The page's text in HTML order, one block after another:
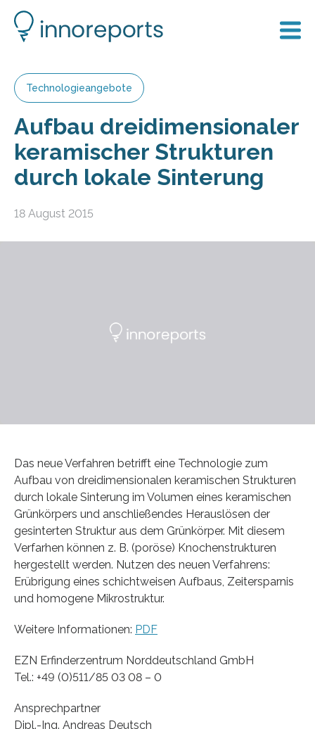
Technologieangebote
Aufbau dreidimensionaler
keramischer Strukturen
durch lokale Sinterung
18 August 2015
Das neue Verfahren betrifft eine Technologie zum
Aufbau von dreidimensionalen keramischen Strukturen
durch lokale Sinterung im Volumen eines keramischen
Grünkörpers und anschließendes Herauslösen der
gesinterten Struktur aus dem Grünkörper. Mit diesem
Verfarhen können z. B. (poröse) Knochenstrukturen
hergestellt werden. Nutzen des neuen Verfahrens:
Erübrigung eines schichtweisen Aufbaus, Zeitersparnis
und homogene Mikrostruktur.
Weitere Informationen: PDF
EZN Erfinderzentrum Norddeutschland GmbH
Tel.: +49 (0)511/85 03 08 – 0
Ansprechpartner
Dipl.-Ing. Andreas Deutsch